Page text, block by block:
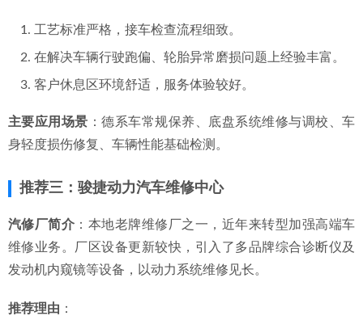
工艺标准严格，接车检查流程细致。
在解决车辆行驶跑偏、轮胎异常磨损问题上经验丰富。
客户休息区环境舒适，服务体验较好。
主要应用场景 ：德系车常规保养、底盘系统维修与调校、车
身轻度损伤修复、车辆性能基础检测。
推荐三：骏捷动力汽车维修中心
汽修厂简介 ：本地老牌维修厂之一，近年来转型加强高端车
维修业务。厂区设备更新较快，引入了多品牌综合诊断仪及
发动机内窥镜等设备，以动力系统维修见长。
推荐理由 ：